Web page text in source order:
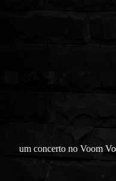
um concerto no Voom